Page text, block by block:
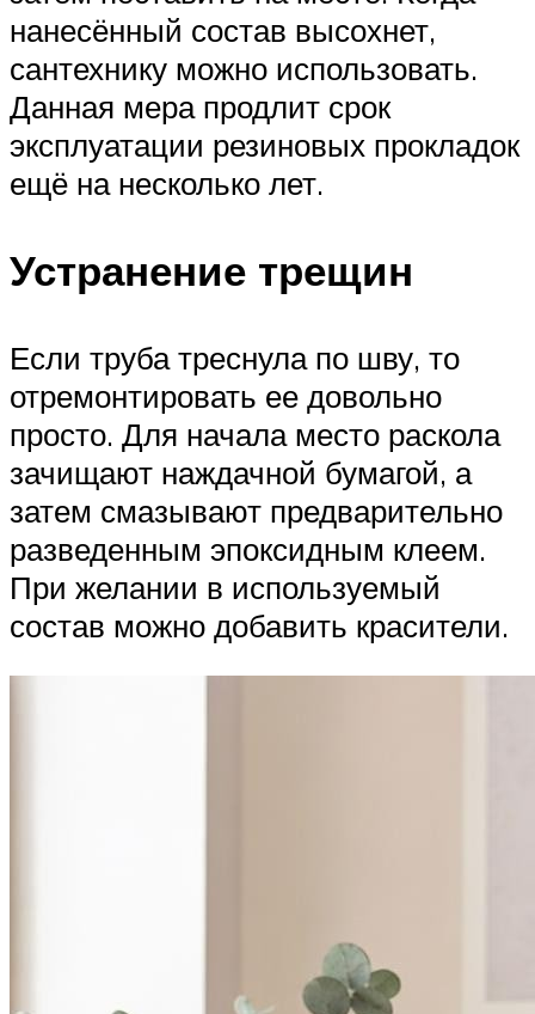
нанесённый состав высохнет,
сантехнику можно использовать.
Данная мера продлит срок
эксплуатации резиновых прокладок
ещё на несколько лет.
Устранение трещин
Если труба треснула по шву, то
отремонтировать ее довольно
просто. Для начала место раскола
зачищают наждачной бумагой, а
затем смазывают предварительно
разведенным эпоксидным клеем.
При желании в используемый
состав можно добавить красители.